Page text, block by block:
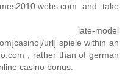
and take
model
url] spiele within an
, rather than of german
casino bonus.